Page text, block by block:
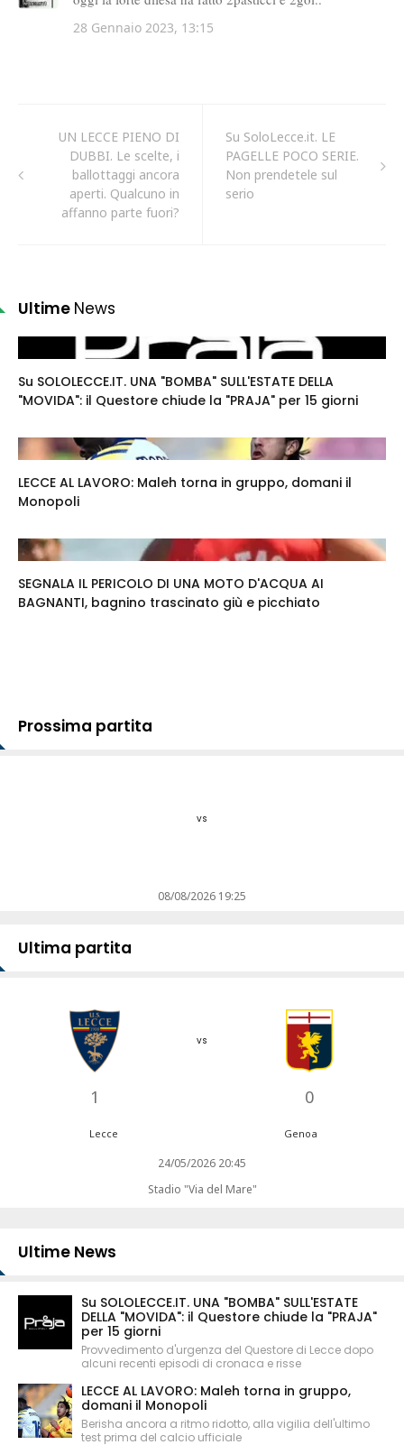
UN LECCE PIENO DI
DUBBI. Le scelte, i
ballottaggi ancora
aperti. Qualcuno in
affanno parte fuori?
Su SoloLecce.it. LE
PAGELLE POCO SERIE.
Non prendetele sul
serio
Ultime News
Su SOLOLECCE.IT. UNA "BOMBA" SULL'ESTATE DELLA
"MOVIDA": il Questore chiude la "PRAJA" per 15 giorni
LECCE AL LAVORO: Maleh torna in gruppo, domani il
Monopoli
SEGNALA IL PERICOLO DI UNA MOTO D'ACQUA AI
BAGNANTI, bagnino trascinato giù e picchiato
Prossima partita
vs
08/08/2026 19:25
Ultima partita
1
vs
0
Lecce Genoa
24/05/2026 20:45
Stadio "Via del Mare"
Ultime News
Su SOLOLECCE.IT. UNA "BOMBA" SULL'ESTATE
DELLA "MOVIDA": il Questore chiude la "PRAJA"
per 15 giorni
Provvedimento d'urgenza del Questore di Lecce dopo
alcuni recenti episodi di cronaca e risse
LECCE AL LAVORO: Maleh torna in gruppo,
domani il Monopoli
Berisha ancora a ritmo ridotto, alla vigilia dell'ultimo
test prima del calcio ufficiale